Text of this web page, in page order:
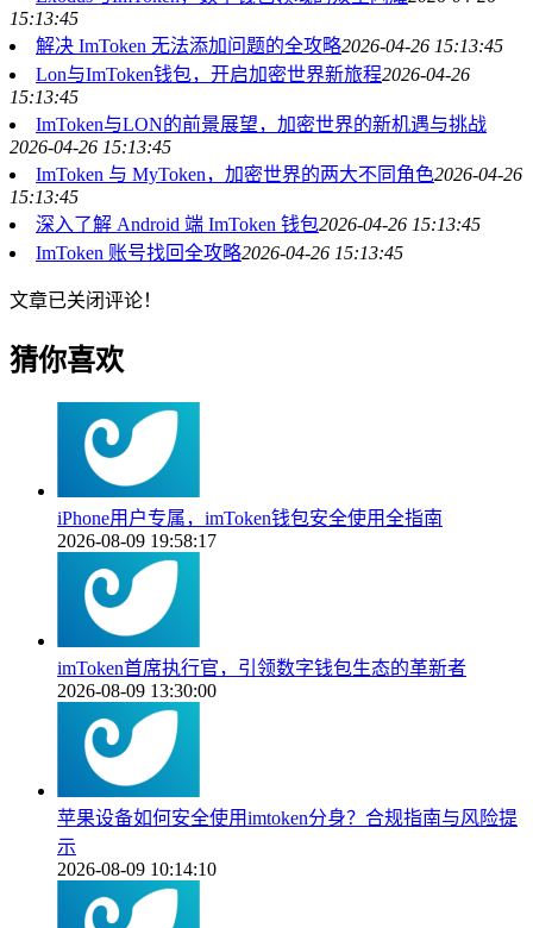
15:13:45
解决 ImToken 无法添加问题的全攻略2026-04-26 15:13:45
Lon与ImToken钱包，开启加密世界新旅程2026-04-26
15:13:45
ImToken与LON的前景展望，加密世界的新机遇与挑战
2026-04-26 15:13:45
ImToken 与 MyToken，加密世界的两大不同角色2026-04-26
15:13:45
深入了解 Android 端 ImToken 钱包2026-04-26 15:13:45
ImToken 账号找回全攻略2026-04-26 15:13:45
文章已关闭评论！
猜你喜欢
iPhone用户专属，imToken钱包安全使用全指南
2026-08-09 19:58:17
imToken首席执行官，引领数字钱包生态的革新者
2026-08-09 13:30:00
苹果设备如何安全使用imtoken分身？合规指南与风险提
示
2026-08-09 10:14:10